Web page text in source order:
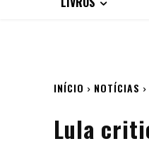
INÍCIO NOTÍCIAS
Lula